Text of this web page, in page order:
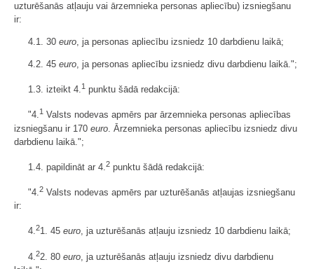
uzturēšanās atļauju vai ārzemnieka personas apliecību) izsniegšanu
ir:
4.1. 30 euro, ja personas apliecību izsniedz 10 darbdienu laikā;
4.2. 45 euro, ja personas apliecību izsniedz divu darbdienu laikā.";
1.3. izteikt 4.1 punktu šādā redakcijā:
"4.1 Valsts nodevas apmērs par ārzemnieka personas apliecības
izsniegšanu ir 170 euro . Ārzemnieka personas apliecību izsniedz divu
darbdienu laikā.";
1.4. papildināt ar 4. 2 punktu šādā redakcijā:
"4.2 Valsts nodevas apmērs par uzturēšanās atļaujas izsniegšanu
ir:
4.21. 45 euro, ja uzturēšanās atļauju izsniedz 10 darbdienu laikā;
4. 22. 80 euro , ja uzturēšanās atļauju izsniedz divu darbdienu